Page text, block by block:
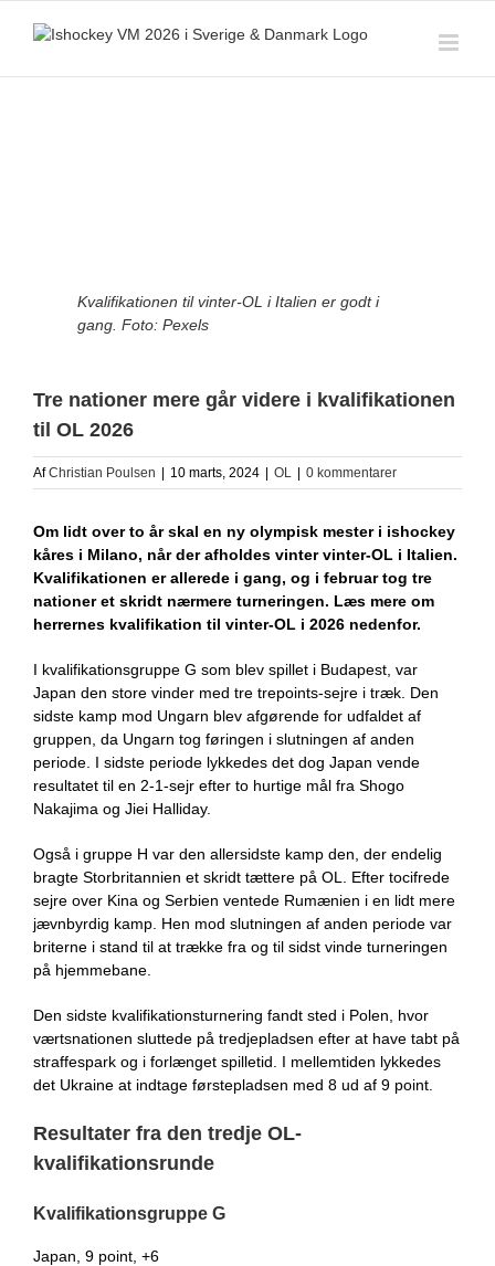
Kvalifikationen til vinter-OL i Italien er godt i
gang. Foto: Pexels
Tre nationer mere går videre i kvalifikationen
til OL 2026
AfChristian Poulsen 10 marts, 2024 OL 0 kommentarer
Om lidt over to år skal en ny olympisk mester i ishockey
kåres i Milano, når der afholdes vinter vinter-OL i Italien.
Kvalifikationen er allerede i gang, og i februar tog tre
nationer et skridt nærmere turneringen. Læs mere om
herrernes kvalifikation til vinter-OL i 2026 nedenfor.
I kvalifikationsgruppe G som blev spillet i Budapest, var
Japan den store vinder med tre trepoints-sejre i træk. Den
sidste kamp mod Ungarn blev afgørende for udfaldet af
gruppen, da Ungarn tog føringen i slutningen af anden
periode. I sidste periode lykkedes det dog Japan vende
resultatet til en 2-1-sejr efter to hurtige mål fra Shogo
Nakajima og Jiei Halliday.
Også i gruppe H var den allersidste kamp den, der endelig
bragte Storbritannien et skridt tættere på OL. Efter tocifrede
sejre over Kina og Serbien ventede Rumænien i en lidt mere
jævnbyrdig kamp. Hen mod slutningen af anden periode var
briterne i stand til at trække fra og til sidst vinde turneringen
på hjemmebane.
Den sidste kvalifikationsturnering fandt sted i Polen, hvor
værtsnationen sluttede på tredjepladsen efter at have tabt på
straffespark og i forlænget spilletid. I mellemtiden lykkedes
det Ukraine at indtage førstepladsen med 8 ud af 9 point.
Resultater fra den tredje OL-
kvalifikationsrunde
Kvalifikationsgruppe G
Japan, 9 point, +6